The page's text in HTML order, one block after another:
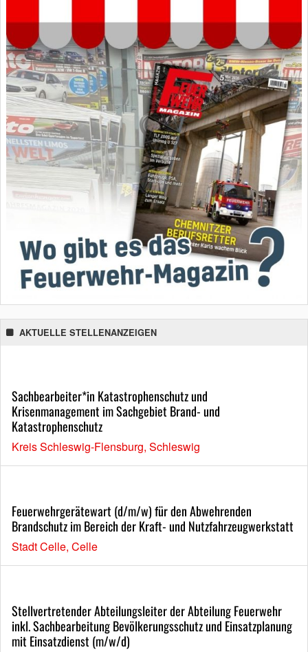
AKTUELLE STELLENANZEIGEN
Sachbearbeiter*in Katastrophenschutz und
Krisenmanagement im Sachgebiet Brand- und
Katastrophenschutz
Kreis Schleswig-Flensburg, Schleswig
Feuerwehrgerätewart (d/m/w) für den Abwehrenden
Brandschutz im Bereich der Kraft- und Nutzfahrzeugwerkstatt
Stadt Celle, Celle
Stellvertretender Abteilungsleiter der Abteilung Feuerwehr
inkl. Sachbearbeitung Bevölkerungsschutz und Einsatzplanung
mit Einsatzdienst (m/w/d)